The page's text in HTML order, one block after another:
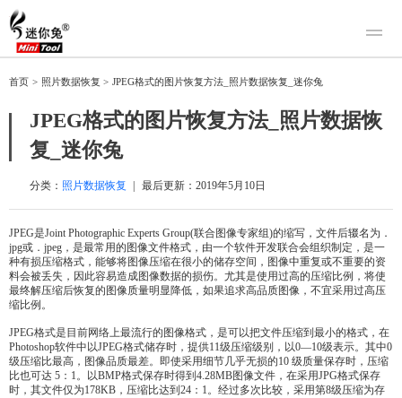
产品
迷你兔分区向导
迷你兔数据备份
下载
购买
人工恢复
关于我们
关于迷你兔
联系我们
首页 > 照片数据恢复 > JPEG格式的图片恢复方法_照片数据恢复_迷你兔
JPEG格式的图片恢复方法_照片数据恢
复_迷你兔
分类： 照片数据恢复 最后更新： 2019年5月10日
JPEG是Joint Photographic Experts Group(联合图像专家组)的缩写，文件后辍名为．
jpg或．jpeg，是最常用的图像文件格式，由一个软件开发联合会组织制定，是一
种有损压缩格式，能够将图像压缩在很小的储存空间，图像中重复或不重要的资
料会被丢失，因此容易造成图像数据的损伤。尤其是使用过高的压缩比例，将使
最终解压缩后恢复的图像质量明显降低，如果追求高品质图像，不宜采用过高压
缩比例。
JPEG格式是目前网络上最流行的图像格式，是可以把文件压缩到最小的格式，在
Photoshop软件中以JPEG格式储存时，提供11级压缩级别，以0—10级表示。其中0
级压缩比最高，图像品质最差。即使采用细节几乎无损的10 级质量保存时，压缩
比也可达 5：1。以BMP格式保存时得到4.28MB图像文件，在采用JPG格式保存
时，其文件仅为178KB，压缩比达到24：1。经过多次比较，采用第8级压缩为存